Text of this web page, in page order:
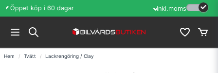
Öppet köp i 60 dagar Erfarenhet sedan
Inkl.moms
Hem Tvätt Lackrengöring / Clay